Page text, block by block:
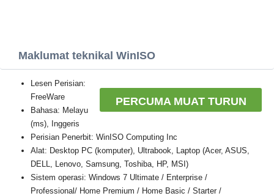
Maklumat teknikal WinISO
PERCUMA MUAT TURUN
Lesen Perisian:
FreeWare
Bahasa: Melayu
(ms), Inggeris
Perisian Penerbit: WinISO Computing Inc
Alat: Desktop PC (komputer), Ultrabook, Laptop (Acer, ASUS,
DELL, Lenovo, Samsung, Toshiba, HP, MSI)
Sistem operasi: Windows 7 Ultimate / Enterprise /
Professional/ Home Premium / Home Basic / Starter /